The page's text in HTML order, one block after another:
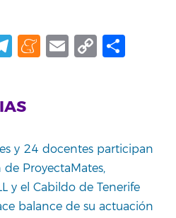
Telegram
Meneame
Email
Copy
y 24 docentes participan
ProyectaMates,
y el Cabildo de Tenerife
balance de su actuación